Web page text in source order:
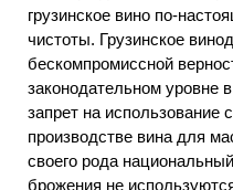
грузинское вино по-
чистоты. Грузинское
бескомпромиссной
законодательном уровне
запрет на использование
производстве вина для
своего рода
брожения не